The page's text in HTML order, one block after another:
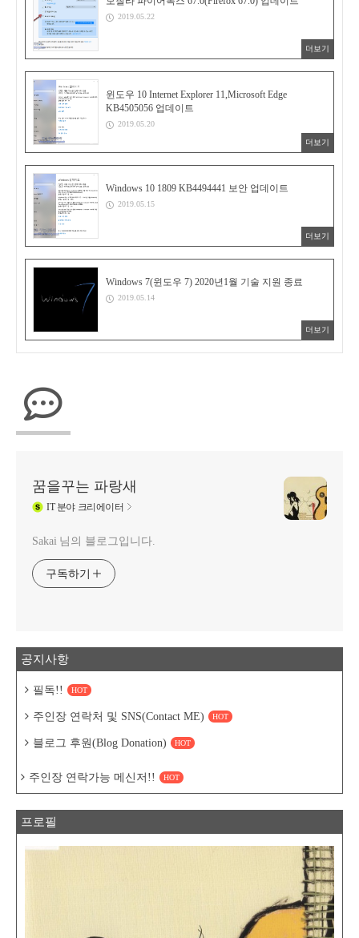
2019.05.22
더보기
윈도우 10 Internet Explorer 11,Microsoft Edge
KB4505056 업데이트
2019.05.20
더보기
Windows 10 1809 KB4494441 보안 업데이트
2019.05.15
더보기
Windows 7(윈도우 7) 2020년1월 기술 지원 종료
2019.05.14
더보기
꿈을꾸는 파랑새
IT분야 크리에이터
Sakai 님의 블로그입니다.
구독하기
공지사항
필독!! HOT
주인장 연락처 및 SNS(Contact ME) HOT
블로그 후원(Blog Donation) HOT
주인장 연락가능 메신저!! HOT
프로필